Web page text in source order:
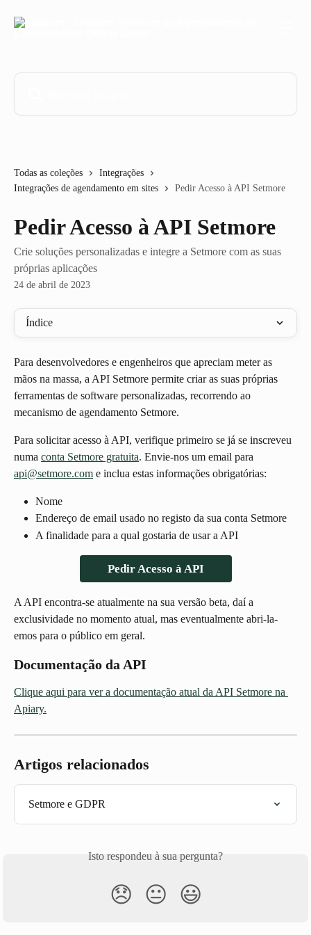
Todas as coleções
Integrações
Integrações de agendamento em sites
Pedir Acesso à API Setmore
Pedir Acesso à API Setmore
Crie soluções personalizadas e integre a Setmore com as suas
próprias aplicações
24 de abril de 2023
Índice
Para desenvolvedores e engenheiros que apreciam meter as
mãos na massa, a API Setmore permite criar as suas próprias
ferramentas de software personalizadas, recorrendo ao
mecanismo de agendamento Setmore.
Para solicitar acesso à API, verifique primeiro se já se inscreveu
numa conta Setmore gratuita. Envie-nos um email para
api@setmore.com e inclua estas informações obrigatórias:
Nome
Endereço de email usado no registo da sua conta Setmore
A finalidade para a qual gostaria de usar a API
Pedir Acesso à API
A API encontra-se atualmente na sua versão beta, daí a
exclusividade no momento atual, mas eventualmente abri-la-
emos para o público em geral.
Documentação da API
Clique aqui para ver a documentação atual da API Setmore na
Apiary.
Artigos relacionados
Setmore e GDPR
Isto respondeu à sua pergunta?
😞 😐 😃